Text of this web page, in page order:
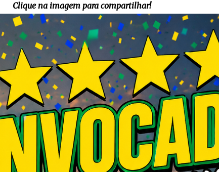
Clique na imagem para compartilhar!